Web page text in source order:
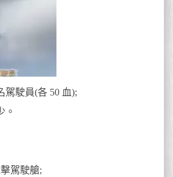
駛員(各 50 血);
。
駕駛艙;